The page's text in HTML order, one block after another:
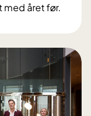
med året før.